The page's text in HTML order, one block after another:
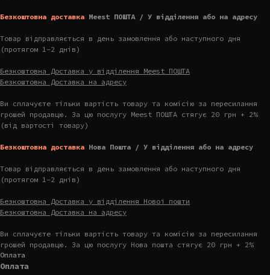
Безкоштовна доставка Meest ПОШТА / У відділення або на адресу
Товар відправляється в день замовлення або наступного дня
(протягом 1-2 днів)
Безкоштовна Доставка у відділення Meest ПОШТА
Безкоштовна Доставка на адресу
Ви сплачуєте тільки вартість товару та комісію за пересилання
грошей продавцю. За цю послугу Meest ПОШТА стягує 20 грн + 2%
(від вартості товару)
Безкоштовна доставка Нова Пошта / У відділення або на адресу
Товар відправляється в день замовлення або наступного дня
(протягом 1-2 днів)
Безкоштовна Доставка у відділення Нової пошти
Безкоштовна Доставка на адресу
Ви сплачуєте тільки вартість товару та комісію за пересилання
грошей продавцю. За цю послугу Нова пошта стягує 20 грн + 2%
Оплата
Оплата